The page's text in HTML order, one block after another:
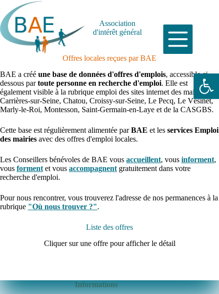
Ouvrir la barre d’outils
contenu
Association
d'intérêt général
Offres locales reçues par BAE
BAE a créé une base de données d'offres d'emplois, accessible ci-
dessous partoute personne en recherche d'emploi. Elle est
également visible à la rubrique emploi des sites internet des mairies de
Carrières-sur-Seine, Chatou, Croissy-sur-Seine, Le Pecq, Le Vésinet,
Marly-le-Roi, Montesson, Saint-Germain-en-Laye et de la CASGBS.
Cette base est régulièrement alimentée parBAE et les services Emploi
des mairies avec des offres d'emploi locales.
Les Conseillers bénévoles de BAE vous accueillent, vous informent,
vous forment et vous accompagnent gratuitement dans votre
recherche d'emploi.
Pour nous rencontrer, vous trouverez l'adresse de nos permanences à la
rubrique "Où nous trouver ?".
Liste des offres
Cliquer sur une offre pour afficher le détail
Informations